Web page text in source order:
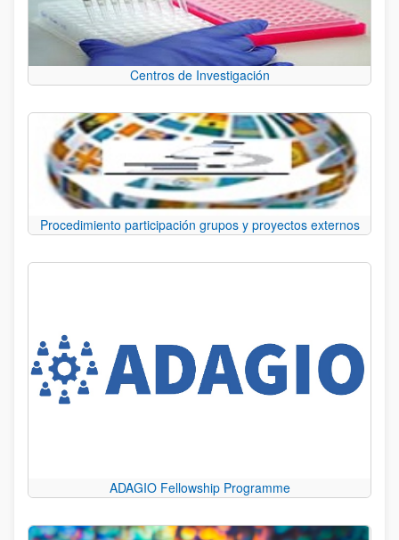
Centros de Investigación
Procedimiento participación grupos y proyectos externos
ADAGIO Fellowship Programme